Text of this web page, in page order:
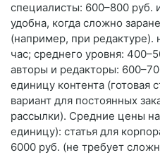
специалисты: 600–800
удобна, когда сложно
(например, при
час; среднего уровня:
авторы и редакторы:
единицу контента (готовая
вариант для постоянных
рассылки). Средние цены на
единицу): статья для
6000 руб. (не требует